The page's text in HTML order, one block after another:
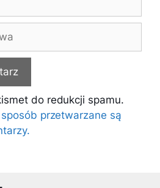
do redukcji spamu.
przetwarzane są